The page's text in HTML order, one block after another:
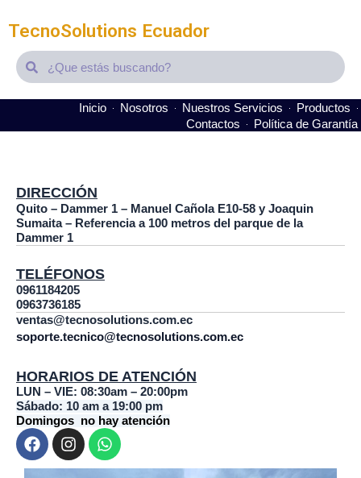
TecnoSolutions Ecuador
SearchSearch
Inicio Nosotros Nuestros Servicios
Productos
Contactos
Política de Garantía
DIRECCIÓN
Quito – Dammer 1 – Manuel Cañola E10-58 y Joaquin
Sumaita – Referencia a 100 metros del parque de la
Dammer 1
TELÉFONOS
0961184205
0963736185
ventas@tecnosolutions.com.ec
soporte.tecnico@tecnosolutions.com.ec
HORARIOS DE ATENCIÓN
LUN – VIE: 08:30am – 20:00pm
Sábado: 10 am a 19:00 pm
Domingos no hay atención
F
a
c
I
n
s
W
h
a